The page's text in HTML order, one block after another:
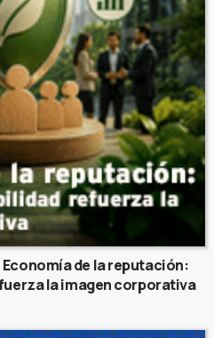
de la reputación:
la imagen corporativa